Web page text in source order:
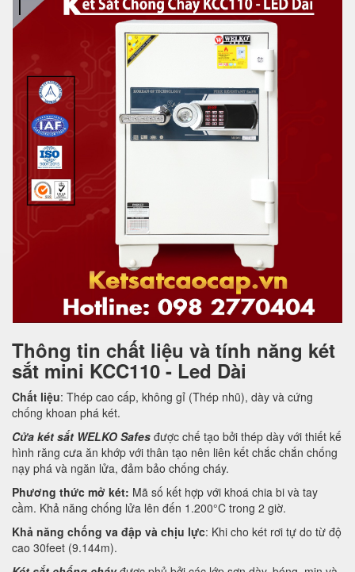
Thông tin chất liệu và tính năng két
sắt mini KCC110 - Led Dài
Chất liệu: Thép cao cấp, không gỉ (Thép nhũ), dày và cứng
chống khoan phá két.
Cửa két sắt WELKO Safes được chế tạo bởi thép dày với thiết kế
hình răng cưa ăn khớp với thân tạo nên liên kết chắc chắn chống
nạy phá và ngăn lửa, đảm bảo chống cháy.
Phương thức mở két: Mã số kết hợp với khoá chia bi và tay
cầm. Khả năng chống lửa lên đến 1.200°C trong 2 giờ.
Khả năng chống va đập và chịu lực: Khi cho két rơi tự do từ độ
cao 30feet (9.144m).